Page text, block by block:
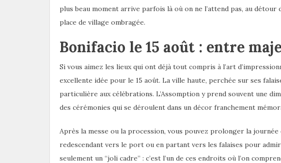
plus beau moment arrive parfois là où on ne l’attend pas, au détour
place de village ombragée.
Bonifacio le 15 août : entre
Si vous aimez les lieux qui ont déjà tout compris à l’art
excellente idée pour le 15 août. La ville haute, perchée sur ses
particulière aux célébrations. L’Assomption y prend souvent une
des cérémonies qui se déroulent dans un décor franchement
Après la messe ou la procession, vous pouvez prolonger la journée
redescendant vers le port ou en partant vers les falaises pour
seulement un “joli cadre” : c’est l’un de ces endroits où l’on